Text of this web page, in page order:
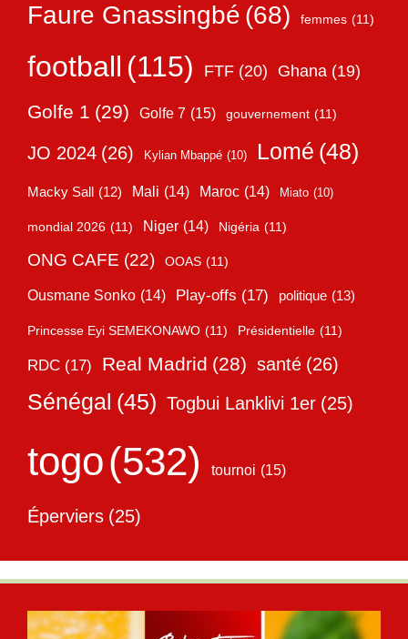
Faure Gnassingbé (68) femmes (11)
football (115) FTF (20) Ghana (19)
Golfe 1 (29) Golfe 7 (15) gouvernement (11)
JO 2024 (26) Kylian Mbappé (10) Lomé (48)
Macky Sall (12) Mali (14) Maroc (14) Miato (10)
mondial 2026 (11) Niger (14) Nigéria (11)
ONG CAFE (22) OOAS (11)
Ousmane Sonko (14) Play-offs (17) politique (13)
Princesse Eyi SEMEKONAWO (11) Présidentielle (11)
RDC (17) Real Madrid (28) santé (26)
Sénégal (45) Togbui Lanklivi 1er (25)
togo(532) tournoi (15)
Éperviers (25)